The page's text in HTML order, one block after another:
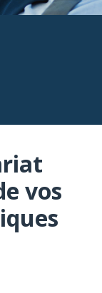
vos